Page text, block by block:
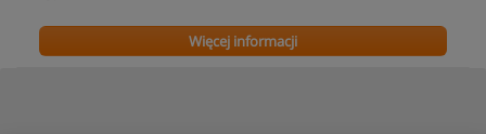
Więcej informacji